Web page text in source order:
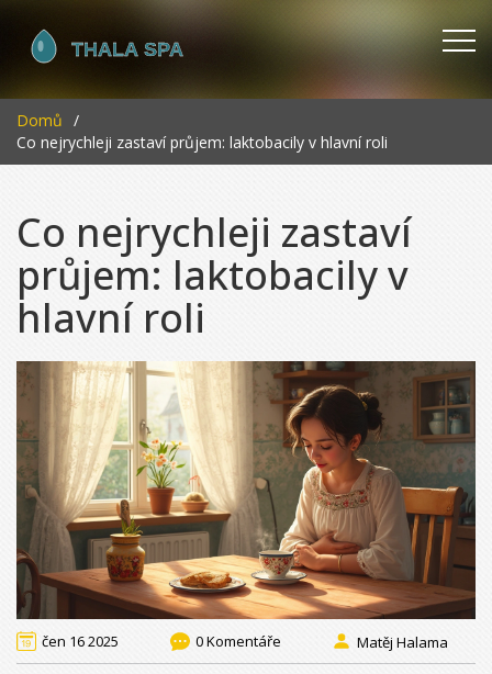
Domů
Co nejrychleji zastaví průjem: laktobacily v hlavní roli
Co nejrychleji zastaví
průjem: laktobacily v
hlavní roli
čen 16 2025 0 Komentáře Matěj Halama